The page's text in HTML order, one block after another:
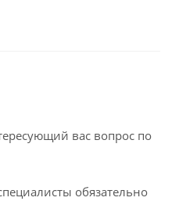
вас вопрос по
обязательно